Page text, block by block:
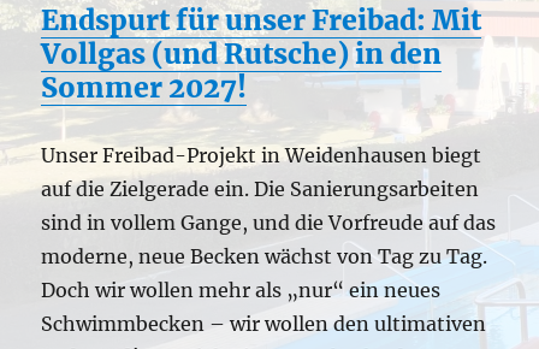
Endspurt für unser Freibad: Mit
Vollgas (und Rutsche) in den
Sommer 2027!
Unser Freibad-Projekt in Weidenhausen biegt
auf die Zielgerade ein. Die Sanierungsarbeiten
sind in vollem Gange, und die Vorfreude auf das
moderne, neue Becken wächst von Tag zu Tag.
Doch wir wollen mehr als „nur“ ein neues
Schwimmbecken – wir wollen den ultimativen